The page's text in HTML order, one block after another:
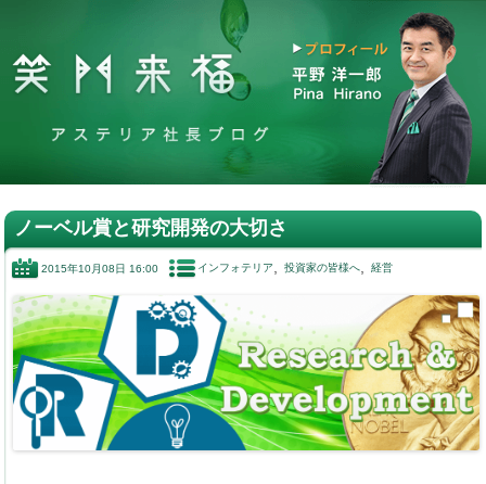
ノーベル賞と研究開発の大切さ
2015年10月08日 16:00 インフォテリア 投資家の皆様へ 経営